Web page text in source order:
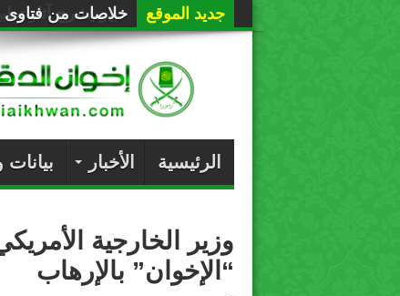
جديد الموقع خلاصات من فتاوى
الرئيسية الأخبار
وزير الخارجية
“الإخوان” بالإرهاب